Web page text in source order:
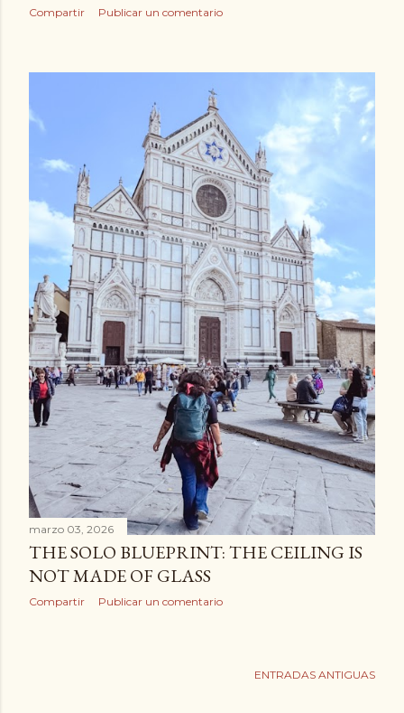
Compartir Publicar un comentario
marzo 03, 2026
THE SOLO BLUEPRINT: THE CEILING IS
NOT MADE OF GLASS
Compartir Publicar un comentario
ENTRADAS ANTIGUAS